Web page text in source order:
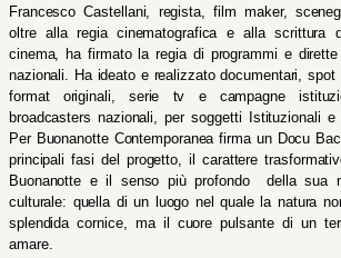
Francesco Castellani, regista, film maker,
oltre alla regia cinematografica e alla scrittura
cinema, ha firmato la regia di programmi e
nazionali. Ha ideato e realizzato documentari, spot
format originali, serie tv e campagne
broadcasters nazionali, per soggetti Istituzionali
Per Buonanotte Contemporanea firma un Docu
principali fasi del progetto, il carattere
Buonanotte e il senso più profondo  della sua
culturale: quella di un luogo nel quale la natura
splendida cornice, ma il cuore pulsante di un
amare.